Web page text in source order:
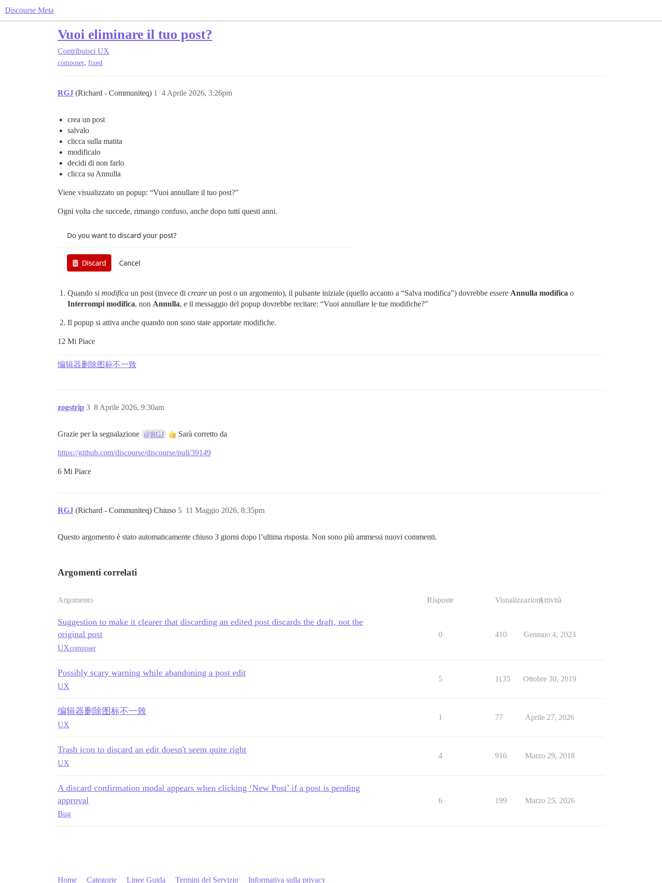
Discourse Meta
Vuoi eliminare il tuo post?
Contribuisci UX
composer, fixed
RGJ (Richard - Communiteq) 4 Aprile 2026, 3:26pm
1
crea un post
salvalo
clicca sulla matita
modificalo
decidi di non farlo
clicca su Annulla
Viene visualizzato un popup: “Vuoi annullare il tuo post?”
Ogni volta che succede, rimango confuso, anche dopo tutti questi anni.
Quando si modifica un post (invece di creare un post o un argomento), il pulsante iniziale (quello accanto a “Salva modifica”) dovrebbe essere Annulla modifica o
Interrompi modifica, non Annulla, e il messaggio del popup dovrebbe recitare: “Vuoi annullare le tue modifiche?”
Il popup si attiva anche quando non sono state apportate modifiche.
12 Mi Piace
编辑器删除图标不一致
zogstrip 8 Aprile 2026, 9:30am
3
Grazie per la segnalazione @RGJ Sarà corretto da
https://github.com/discourse/discourse/pull/39149
6 Mi Piace
RGJ (Richard - Communiteq) Chiuso 11 Maggio 2026, 8:35pm
5
Questo argomento è stato automaticamente chiuso 3 giorni dopo l’ultima risposta. Non sono più ammessi nuovi commenti.
Argomenti correlati
Argomento Risposte VisualizzazioniAttività
Suggestion to make it clearer that discarding an edited post discards the draft, not the
original post
UXcomposer
0 410 Gennaio 4, 2023
Possibly scary warning while abandoning a post edit
UX
5 1135 Ottobre 30, 2019
编辑器删除图标不一致
UX
1 77 Aprile 27, 2026
Trash icon to discard an edit doesn't seem quite right
UX
4 916 Marzo 29, 2018
A discard confirmation modal appears when clicking ‘New Post’ if a post is pending
approval
Bug
6 199 Marzo 25, 2026
Home Categorie Linee Guida Termini del Servizio Informativa sulla privacy